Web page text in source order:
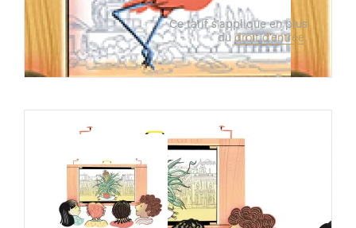
Ce tarif s'applique en plus
du droit d'entrée.